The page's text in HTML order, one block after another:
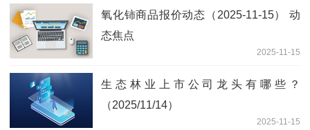
氧化铈商品报价动态（2025-11-15） 动
态焦点
2025-11-15
生态林业上市公司龙头有哪些？
（2025/11/14）
2025-11-15